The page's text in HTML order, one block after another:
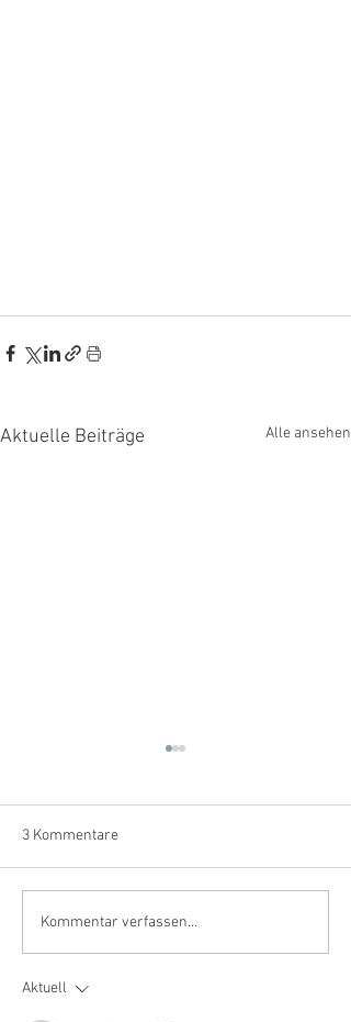
Aktuelle Beiträge Alle ansehen
Empfohlene Beiträge aus
den IVES-Fachmagazinen –
3 Kommentare
Kommentar verfassen...
Aktuell